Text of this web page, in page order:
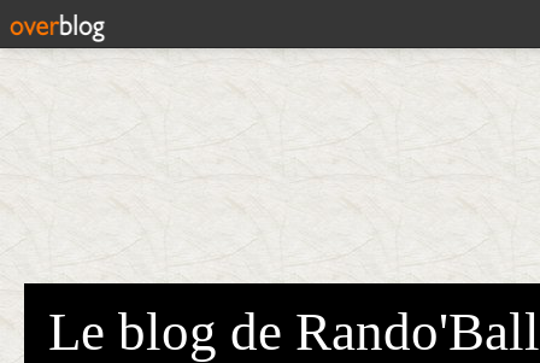
Le blog de Rando'Ball